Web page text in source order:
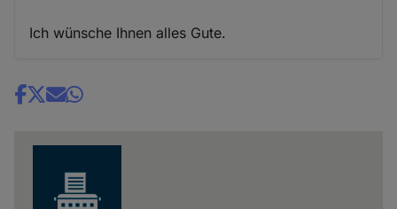
Ich wünsche Ihnen alles Gute.
Share